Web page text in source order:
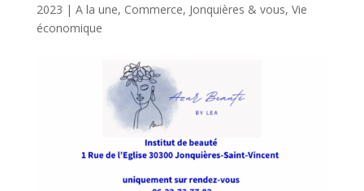
2023 | A la une, Commerce, Jonquières & vous, Vie
économique